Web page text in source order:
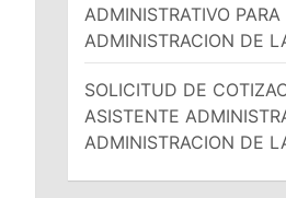
ADMINISTRATIVO
ADMINISTRACION DE
SOLICITUD DE
ASISTENTE
ADMINISTRACION DE